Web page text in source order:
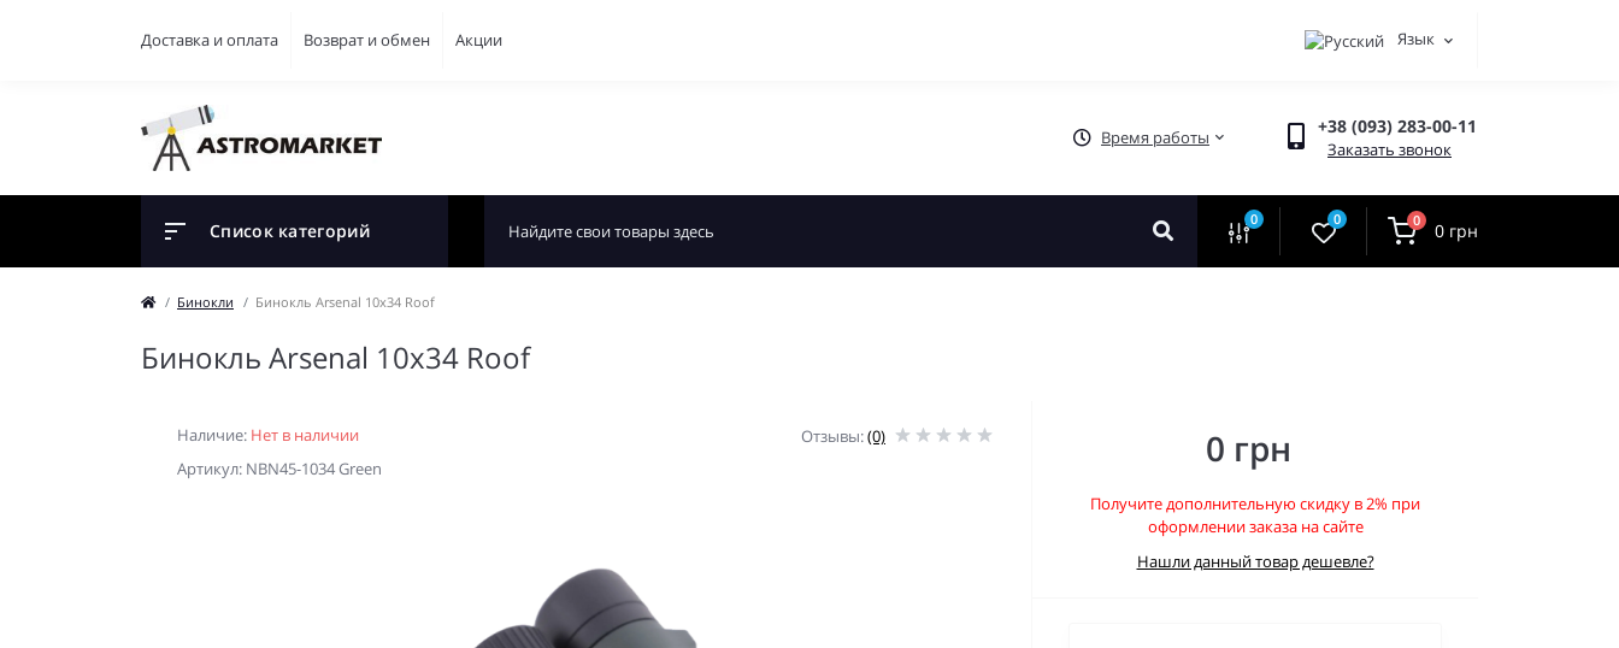
Доставка и оплата Возврат и обмен Акции Язык
Время работы +38 (093) 283-00-11
Заказать звонок
Список категорий 0 0 0 0 грн
Бинокли Бинокль Arsenal 10x34 Roof
Бинокль Arsenal 10x34 Roof
Наличие: Нет в наличии
Артикул: NBN45-1034 Green
Отзывы:(0) 0 грн
Получите дополнительную скидку в 2% при
оформлении заказа на сайте
Нашли данный товар дешевле?